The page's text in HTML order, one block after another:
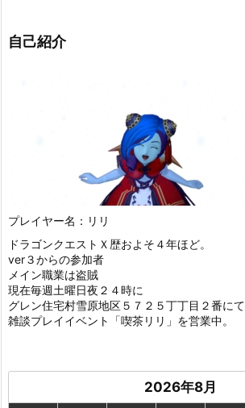
自己紹介
プレイヤー名：リリ
ドラゴンクエストＸ歴およそ４年ほど。
ver３からの参加者
メイン職業は盗賊
現在毎週土曜日夜２４時に
グレン住宅村雪原地区５７２５丁丁目２番にて
雑談プレイイベント「喫茶リリ」を営業中。
2026年8月